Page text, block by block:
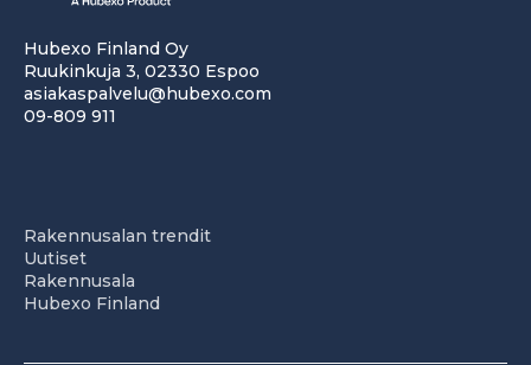
Hubexo Finland Oy
Ruukinkuja 3, 02330 Espoo
asiakaspalvelu@hubexo.com
09-809 911
Rakennusalan trendit
Uutiset
Rakennusala
Hubexo Finland